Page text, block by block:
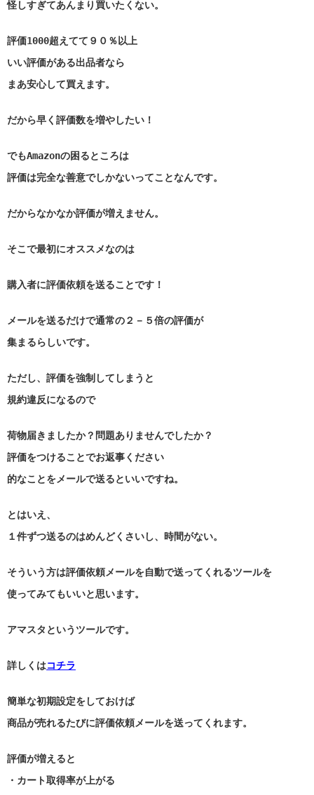
怪しすぎてあんまり買いたくない。
評価1000超えてて９０％以上
いい評価がある出品者なら
まあ安心して買えます。
だから早く評価数を増やしたい！
でもAmazonの困るところは
評価は完全な善意でしかないってことなんです。
だからなかなか評価が増えません。
そこで最初にオススメなのは
購入者に評価依頼を送ることです！
メールを送るだけで通常の２－５倍の評価が
集まるらしいです。
ただし、評価を強制してしまうと
規約違反になるので
荷物届きましたか？問題ありませんでしたか？
評価をつけることでお返事ください
的なことをメールで送るといいですね。
とはいえ、
１件ずつ送るのはめんどくさいし、時間がない。
そういう方は評価依頼メールを自動で送ってくれるツールを
使ってみてもいいと思います。
アマスタというツールです。
詳しくはコチラ
簡単な初期設定をしておけば
商品が売れるたびに評価依頼メールを送ってくれます。
評価が増えると
・カート取得率が上がる